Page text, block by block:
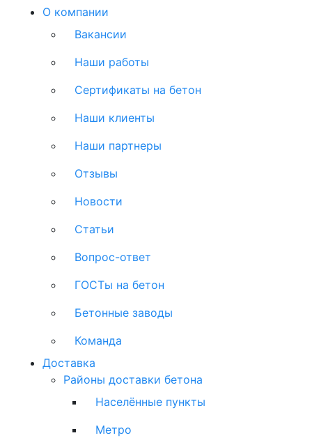
О компании
Вакансии
Наши работы
Сертификаты на бетон
Наши клиенты
Наши партнеры
Отзывы
Новости
Статьи
Вопрос-ответ
ГОСТы на бетон
Бетонные заводы
Команда
Доставка
Районы доставки бетона
Населённые пункты
Метро